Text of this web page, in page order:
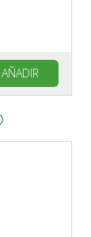
AÑADIR